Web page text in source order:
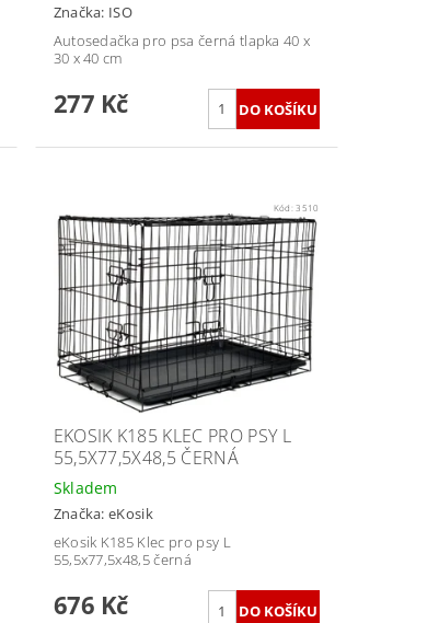
Značka: ISO
Autosedačka pro psa černá tlapka 40 x
30 x 40 cm
277 Kč
Kód:3510
EKOSIK K185 KLEC PRO PSY L
55,5X77,5X48,5 ČERNÁ
Skladem
Značka:eKosik
eKosik K185 Klec pro psy L
55,5x77,5x48,5 černá
676 Kč